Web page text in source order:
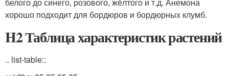
хорошо подходит для бордюров и бордюрных клумб.
H2 Таблица характеристик растений
.. list-table::